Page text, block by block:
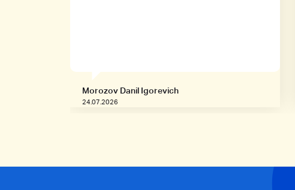
Morozov Danil Igorevich
24.07.2026